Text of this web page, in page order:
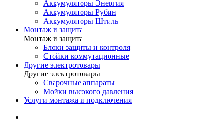
Аккумуляторы Энергия
Аккумуляторы Рубин
Аккумуляторы Штиль
Монтаж и защита
Монтаж и защита
Блоки защиты и контроля
Стойки коммутационные
Другие электротовары
Другие электротовары
Сварочные аппараты
Мойки высокого давления
Услуги монтажа и подключения